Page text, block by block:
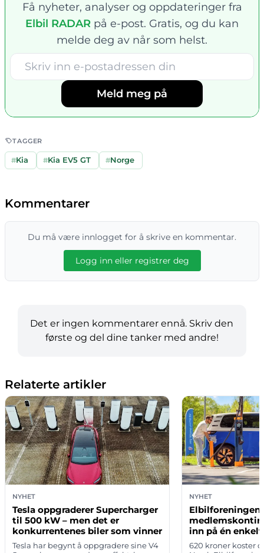
Få nyheter, analyser og oppdateringer fra
Elbil RADAR på e-post. Gratis, og du kan
melde deg av når som helst.
Meld meg på
TAGGER
#Kia #Kia EV5 GT #Norge
Kommentarer
Du må være innlogget for å skrive en kommentar.
Logg inn eller registrer deg
Det er ingen kommentarer ennå. Skriv den
første og del dine tanker med andre!
Relaterte artikler
NYHET
Tesla oppgraderer Supercharger
til 500 kW – men det er
konkurrentenes biler som vinner
Tesla har begynt å oppgradere sine V4
NYHET
inn på én
620 kroner koster